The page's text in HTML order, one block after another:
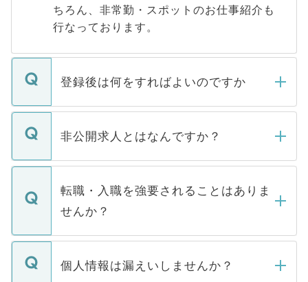
ちろん、非常勤・スポットのお仕事紹介も
行なっております。
登録後は何をすればよいのですか
ご登録いただきましたら、弊社担当者がご
登録内容を確認し、その後メールもしくは
ます。通常、5営業日以内にはご連絡をせて
いただきますので、しばらくお待ちくださ
い。
非公開求人とはなんですか？
マイナビDOCTORで取り扱っている求人の
うち約3割は、Webサイトからご覧いただ
けない「非公開求人」です。非公開求人は
下記の理由によって、一般には公開してい
ません。
■応募殺到を避けるため 人気のある医療機
転職・入職を強要されることはありま
せんか？
転職・入職を強要することは一切ありませ
ん。また、仮に応募先から内定をいただい
個人情報は漏えいしませんか？